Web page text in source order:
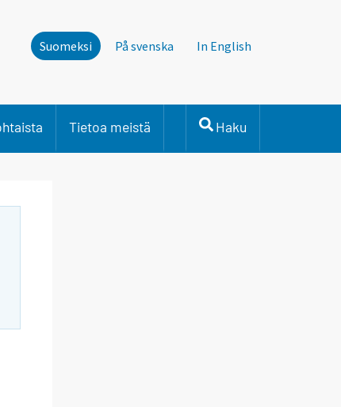
Suomeksi På svenska In English
Tietoa meistä Haku